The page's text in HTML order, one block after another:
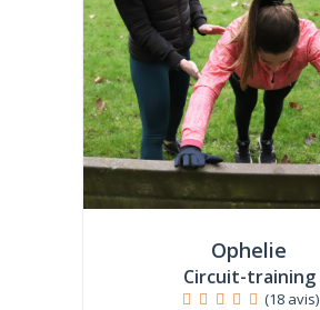
Ophelie
Circuit-training
(18 avis)